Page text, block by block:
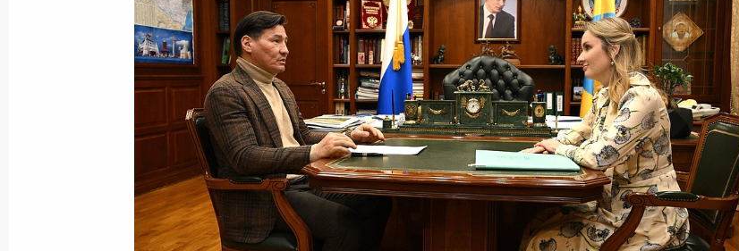
Мария Львова-Белова посетила Херсонскую область
21 марта 2025 года, 21:20
Мария Львова-Белова посетила Донецкую Народную Республику
20 марта 2025 года, 20:30
Мария Львова-Белова посетила Луганскую Народную Республику